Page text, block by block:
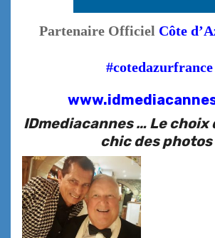
Partenaire Officiel Côte
#cotedazurfrance
IDmediacannes … Le choix
chic des photos